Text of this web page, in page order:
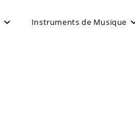
Instruments de Musique